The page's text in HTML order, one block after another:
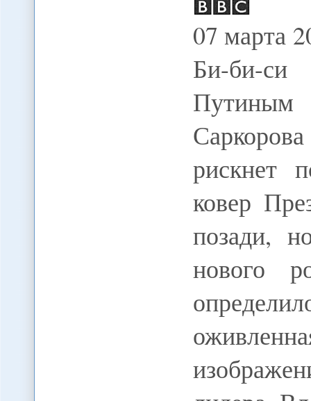
07 марта
Би-би-
рискнет
ковер
позади,
нового